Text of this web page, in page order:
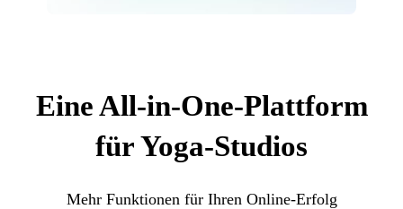
Eine All-in-One-Plattform
für Yoga-Studios
Mehr Funktionen für Ihren Online-Erfolg